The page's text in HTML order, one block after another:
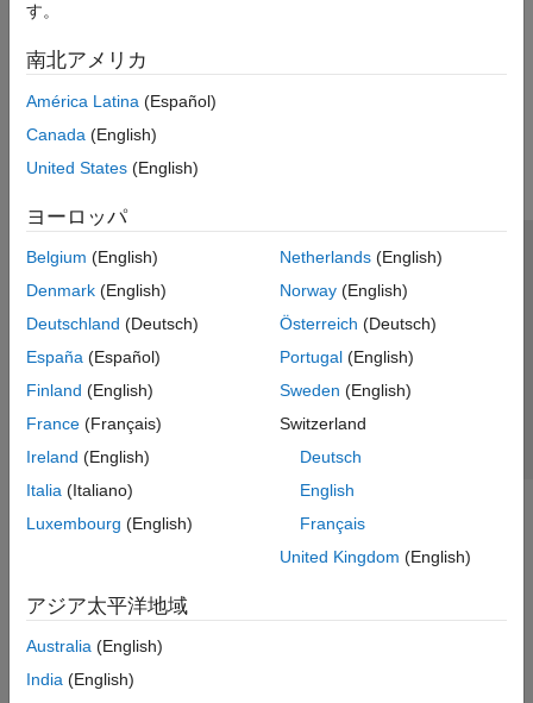
す。
南北アメリカ
América Latina (Español)
Canada (English)
United States (English)
ヨーロッパ
Belgium (English)
Denmark (English)
Deutschland (Deutsch)
España (Español)
Finland (English)
France (Français)
Ireland (English)
Italia (Italiano)
Luxembourg (English)
Netherlands(English)
Norway(English)
Österreich (Deutsch)
Portugal(English)
Sweden (English)
Switzerland
Deutsch
English
Français
United Kingdom (English)
アジア太平洋地域
Australia (English)
India (English)
トラストセンター
プライバシー ポリシー
違法コピー防止
アプリケーション ステータス
© 1994-2026 The MathWorks, Inc.